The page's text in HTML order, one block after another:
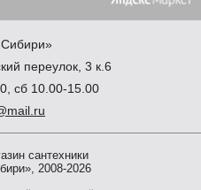
Сибири»
переулок, 3 к.6
сб 10.00-15.00
сантехники
2008-2026